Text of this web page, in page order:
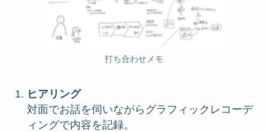
打ち合わせメモ
ヒアリング
対面でお話を伺いながらグラフィックレコーデ
ィングで内容を記録。